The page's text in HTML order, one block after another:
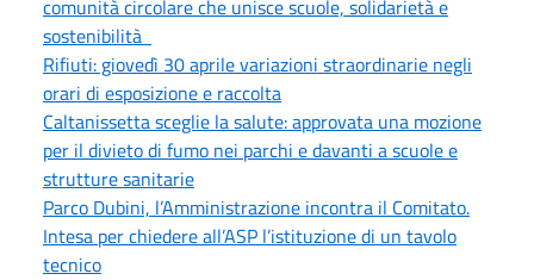
comunità circolare che unisce scuole, solidarietà e
sostenibilità
Rifiuti: giovedì 30 aprile variazioni straordinarie negli
orari di esposizione e raccolta
Caltanissetta sceglie la salute: approvata una mozione
per il divieto di fumo nei parchi e davanti a scuole e
strutture sanitarie
Parco Dubini, l’Amministrazione incontra il Comitato.
Intesa per chiedere all’ASP l’istituzione di un tavolo
tecnico